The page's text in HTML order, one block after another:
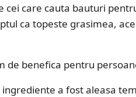
cei care cauta bauturi
ca topeste grasimea,
de benefica pentru
a fost aleasa